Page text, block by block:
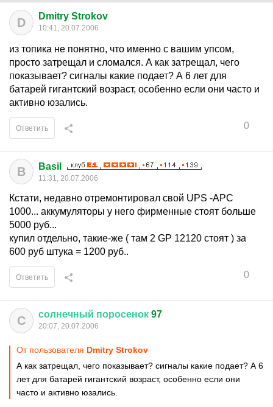
D Dmitry Strokov
10:41, 20.07.2006
из топика не понятно, что именно с вашим упсом,
просто затрещал и сломался. А как затрещал, чего
показывает? сигналы какие подает? А 6 лет для
батарей гигантский возраст, особенно если они часто и
активно юзались.
0
Ответить
B Basil
11:31, 20.07.2006
Кстати, недавно отремонтировал свой UPS -APC
1000... аккумуляторы у него фирменные стоят больше
5000 руб...
купил отдельно, такие-же ( там 2 GP 12120 стоят ) за
600 руб штука = 1200 руб..
0
Ответить
С солнечный поросенок 97
20:07, 20.07.2006
От пользователя Dmitry Strokov
А как затрещал, чего показывает? сигналы какие подает? А 6
лет для батарей гигантский возраст, особенно если они
часто и активно юзались.